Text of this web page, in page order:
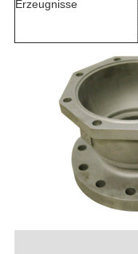
Erzeugnisse